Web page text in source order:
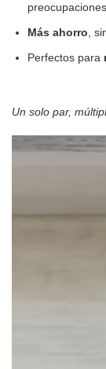
preocupaciones.
Más ahorro ,
Perfectos para
Un solo par,